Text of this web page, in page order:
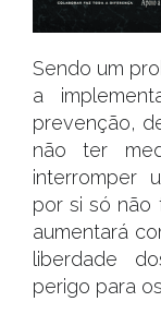
Sendo um
a
prevenção,
não ter
interromper
por si só não
aumentará
liberdade
perigo para